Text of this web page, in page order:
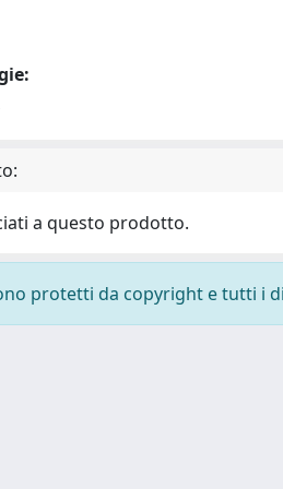
a questo prodotto.
protetti da copyright e tutti i